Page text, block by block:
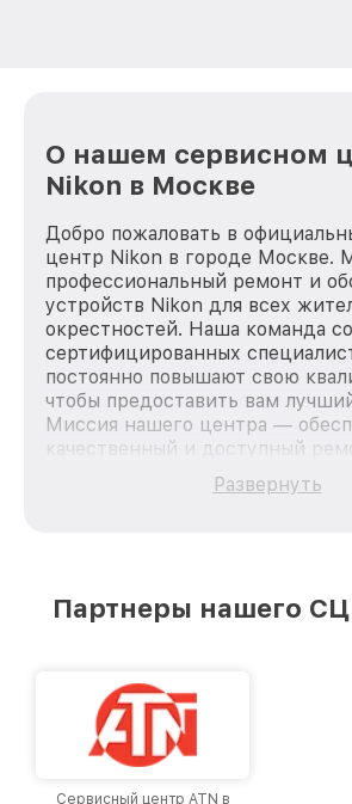
О нашем сервисном
Nikon в Москве
Добро пожаловать в
центр Nikon в городе Москве.
профессиональный ремонт и
устройств Nikon для всех
окрестностей. Наша команда
сертифицированных
постоянно повышают свою
чтобы предоставить вам
Миссия нашего центра —
качественный и доступный
каждого пользователя
зависимости от сложности
Москве, постоянно повышая
Развернуть
Партнеры нашего
Сервисный центр ATN в